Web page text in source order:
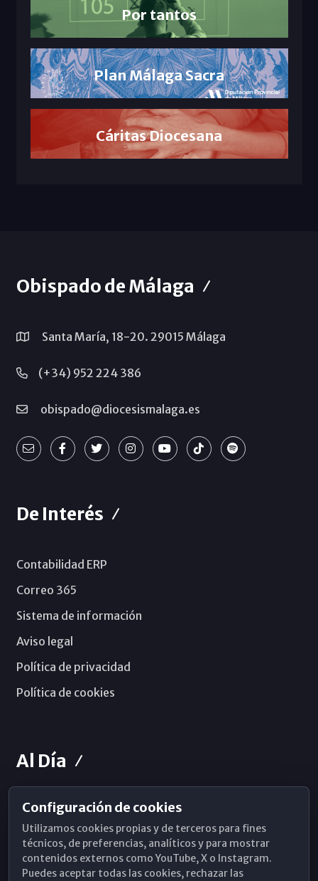
Por tantos
Plan Málaga Sacra
Cáritas Diocesana
Obispado de Málaga
Santa María, 18-20. 29015 Málaga
(+34) 952 224 386
obispado@diocesismalaga.es
De Interés
Contabilidad ERP
Correo 365
Sistema de información
Aviso legal
Política de privacidad
Política de cookies
Al Día
Horarios de Misa
Hemeroteca
WhatsApp
Configuración de cookies
Utilizamos cookies propias y de terceros para fines
técnicos, de preferencias, analíticos y para mostrar
contenidos externos como YouTube, X o Instagram.
Puedes aceptar todas las cookies, rechazar las